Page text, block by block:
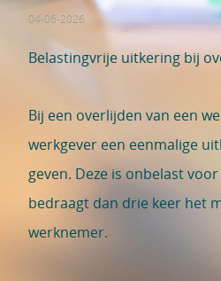
04-06-2026
Belastingvrije uitkering bij
Bij een overlijden van een
werkgever een eenmalige
geven. Deze is onbelast
bedraagt dan drie keer het
werknemer.